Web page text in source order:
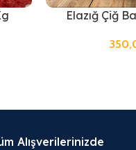
Elazığ Çiğ
Alışverilerinizde